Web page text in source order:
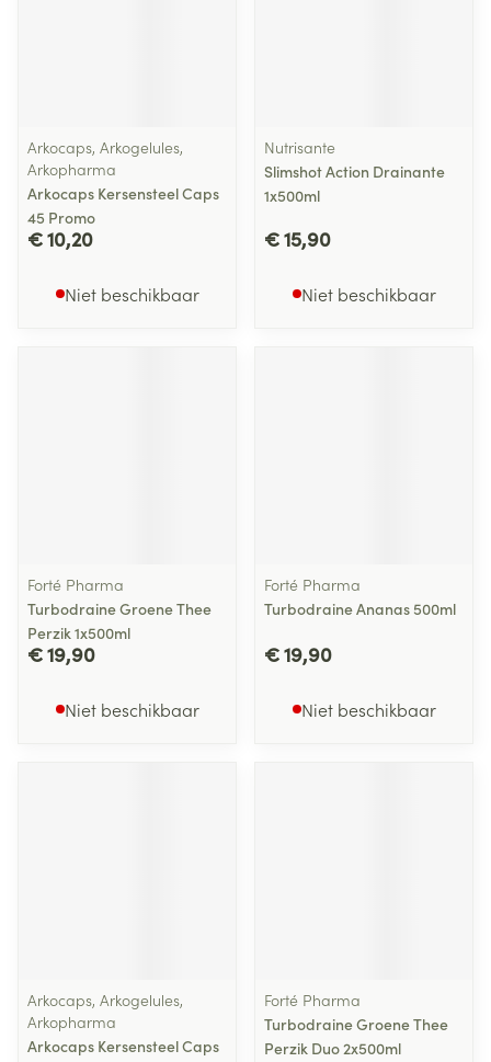
Arkocaps, Arkogelules,
Arkopharma
Arkocaps Kersensteel Caps
45 Promo
€ 10,20
Niet beschikbaar
Nutrisante
Slimshot Action Drainante
1x500ml
€ 15,90
Niet beschikbaar
Forté Pharma
Turbodraine Groene Thee
Perzik 1x500ml
€ 19,90
Niet beschikbaar
Forté Pharma
Turbodraine Ananas 500ml
€ 19,90
Niet beschikbaar
Arkocaps, Arkogelules,
Arkopharma
Arkocaps Kersensteel Caps
Forté Pharma
Turbodraine Groene Thee
Perzik Duo 2x500ml